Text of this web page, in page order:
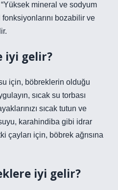
mineral ve sodyum
bozabilir ve
iyi gelir?
için, böbreklerin olduğu
sıcak su torbası
sıcak tutun ve
karahindiba gibi idrar
çayları için, böbrek ağrısına
iyi gelir?